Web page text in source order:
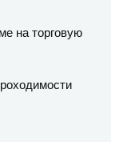
на торговую